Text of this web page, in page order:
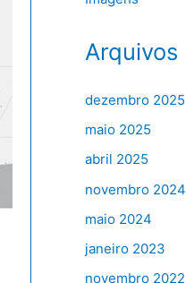
Arquivos
dezembro 2025
maio 2025
abril 2025
novembro 2024
maio 2024
janeiro 2023
novembro 2022